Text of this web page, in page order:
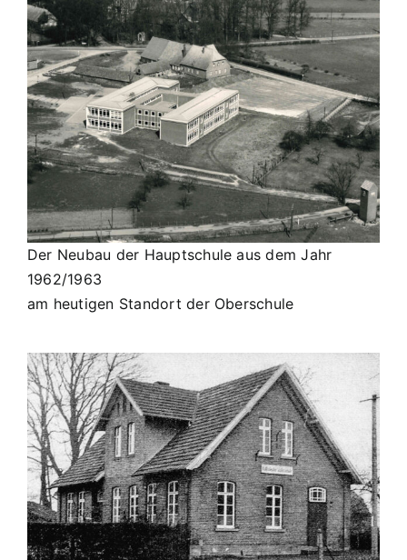
Der Neubau der Hauptschule aus dem Jahr
1962/1963
am heutigen Standort der Oberschule